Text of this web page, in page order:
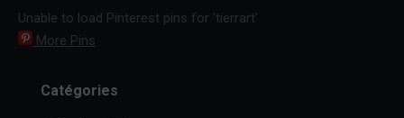
Unable to load Pinterest pins for 'tierrart'
More Pins
Catégories